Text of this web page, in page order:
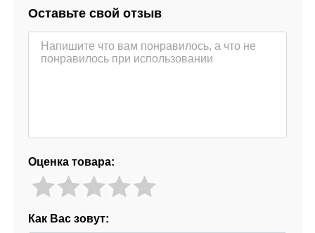
Оставьте свой отзыв
Оценка товара:
Как Вас зовут: